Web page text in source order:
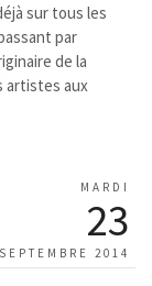
sur tous les
par
de la
artistes aux
MARDI
23
SEPTEMBRE 2014